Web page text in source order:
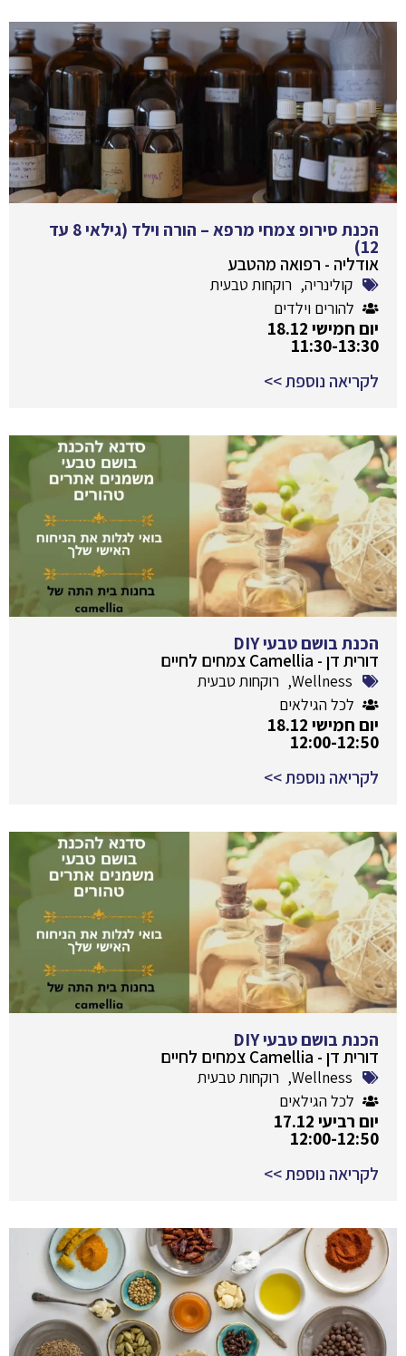
הכנת סירופ צמחי מרפא – הורה וילד (גילאי 8 עד
12)
אודליה - רפואה מהטבע
קולינריה, רוקחות טבעית
להורים וילדים
יום חמישי 18.12
11:30-13:30
לקריאה נוספת >>
הכנת בושם טבעי DIY
דורית דן - Camellia צמחים לחיים
Wellness
, רוקחות טבעית
לכל הגילאים
יום חמישי 18.12
12:00-12:50
לקריאה נוספת >>
הכנת בושם טבעי DIY
דורית דן - Camellia צמחים לחיים
Wellness
, רוקחות טבעית
לכל הגילאים
יום רביעי 17.12
12:00-12:50
לקריאה נוספת >>